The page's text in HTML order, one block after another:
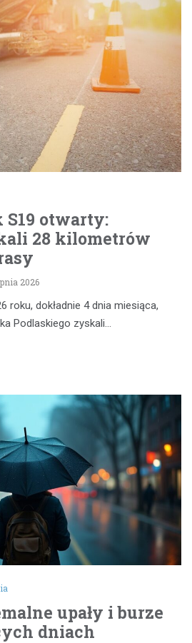
otwarty:
28 kilometrów
2026
roku, dokładnie 4 dnia miesiąca,
Podlaskiego zyskali…
upały i burze
dniach